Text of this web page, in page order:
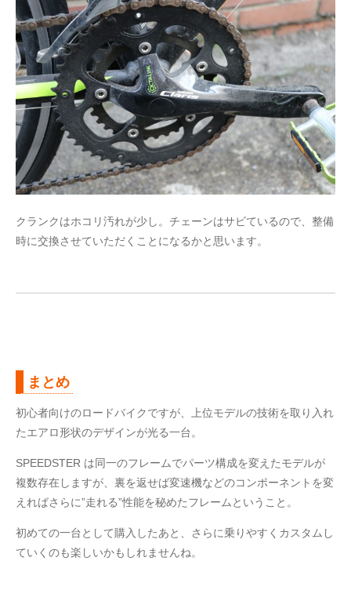
クランクはホコリ汚れが少し。チェーンはサビているので、整備
時に交換させていただくことになるかと思います。
まとめ
初心者向けのロードバイクですが、上位モデルの技術を取り入れ
たエアロ形状のデザインが光る一台。
SPEEDSTER は同一のフレームでパーツ構成を変えたモデルが
複数存在しますが、裏を返せば変速機などのコンポーネントを変
えればさらに”走れる”性能を秘めたフレームということ。
初めての一台として購入したあと、さらに乗りやすくカスタムし
ていくのも楽しいかもしれませんね。